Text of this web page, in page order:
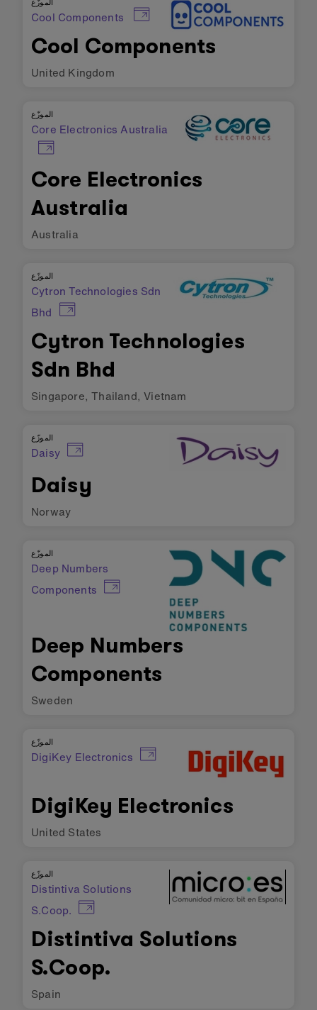
Cool Components
Cool Components
United Kingdom
الموزّع
Core Electronics Australia
Core Electronics
Australia
Australia
الموزّع
Cytron Technologies Sdn
Bhd
Cytron Technologies
Sdn Bhd
Singapore,Thailand,Vietnam
الموزّع
Daisy
Daisy
Norway
الموزّع
Deep Numbers
Components
Deep Numbers
Components
Sweden
الموزّع
DigiKey Electronics
DigiKey Electronics
United States
الموزّع
Distintiva Solutions
S.Coop.
Distintiva Solutions
S.Coop.
Spain